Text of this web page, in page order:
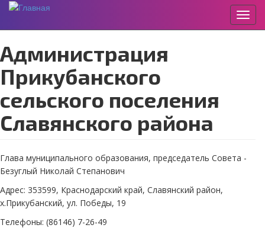
к
основному
содержанию
Администрация
Прикубанского
сельского поселения
Славянского района
Глава муниципального образования, председатель Совета -
Безуглый Николай Степанович
Адрес: 353599, Краснодарский край, Славянский район,
х.Прикубанский, ул. Победы, 19
Телефоны: (86146) 7-26-49